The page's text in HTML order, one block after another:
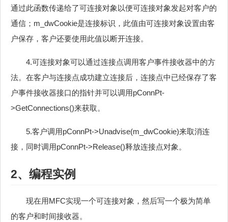
通过此函数传递给了可连接对象以便可连接对象发起对客户的
通信；m_dwCookie是连接标识，此值由可连接对象设置由客
户保存，客户还要使用此值以断开连接。
4.可连接对象可以通过连接点调用客户事件接收器中的方
法。在客户与连接点成功建立连接后，连接点中已经保存了客
户事件接收器接口的指针并可以调用pConnPt-
>GetConnections()来获取。
5.客户调用pConnPt->Unadvise(m_dwCookie)来取消连
接，同时调用pConnPt->Release()释放连接点对象。
2、编程实例
现在用MFC实现一个可连接对象，然后写一个极为简单
的客户和时间接收器。